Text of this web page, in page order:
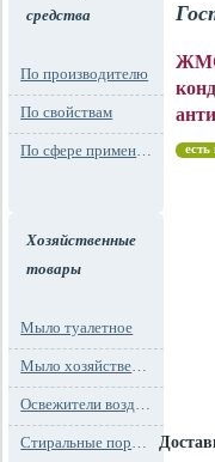
средства
По производителю
По свойствам
По сфере применения
Хозяйственные
товары
Мыло туалетное
Мыло хозяйственное
Освежители воздуха
Стиральные порошки